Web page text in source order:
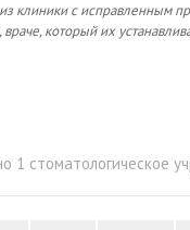
клиники с исправленным
который их
1 стоматологическое